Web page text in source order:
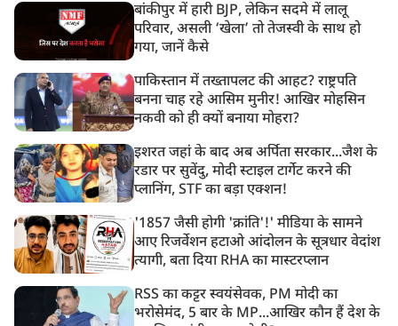
बांकीपुर में हारी BJP, लेकिन सदमे में लालू
परिवार, असली ‘खेला’ तो तेजस्वी के साथ हो
गया, जानें कैसे
पाकिस्तान में तख्तापलट की आहट? राष्ट्रपति
बनना चाह रहे आसिम मुनीर! आखिर मोहसिन
नकवी को ही क्यों बनाया मोहरा?
इशरत जहां के बाद अब अर्पिता सरकार...जैश के
रडार पर सुवेंदु, मोदी स्टाइल टार्गेट करने की
प्लानिंग, STF का बड़ा एक्शन!
'1857 जैसी होगी 'क्रांति'!' मीडिया के सामने
आए रिजर्वेशन हटाओ आंदोलन के सूत्रधार वेदांश
त्यागी, बता दिया RHA का मास्टरप्लान
RSS का कट्टर स्वयंसेवक, PM मोदी का
भरोसेमंद, 5 बार के MP...आखिर कौन हैं देश के